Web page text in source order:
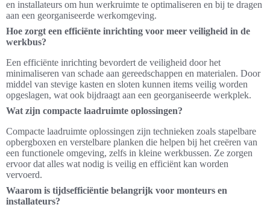
en installateurs om hun werkruimte te optimaliseren en bij te dragen
aan een georganiseerde werkomgeving.
Hoe zorgt een efficiënte inrichting voor meer veiligheid in de
werkbus?
Een efficiënte inrichting bevordert de veiligheid door het
minimaliseren van schade aan gereedschappen en materialen. Door
middel van stevige kasten en sloten kunnen items veilig worden
opgeslagen, wat ook bijdraagt aan een georganiseerde werkplek.
Wat zijn compacte laadruimte oplossingen?
Compacte laadruimte oplossingen zijn technieken zoals stapelbare
opbergboxen en verstelbare planken die helpen bij het creëren van
een functionele omgeving, zelfs in kleine werkbussen. Ze zorgen
ervoor dat alles wat nodig is veilig en efficiënt kan worden
vervoerd.
Waarom is tijdsefficiëntie belangrijk voor monteurs en
installateurs?